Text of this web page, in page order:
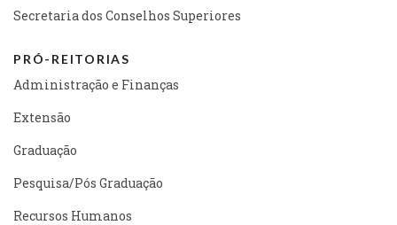
Secretaria dos Conselhos Superiores
PRÓ-REITORIAS
Administração e Finanças
Extensão
Graduação
Pesquisa/Pós Graduação
Recursos Humanos